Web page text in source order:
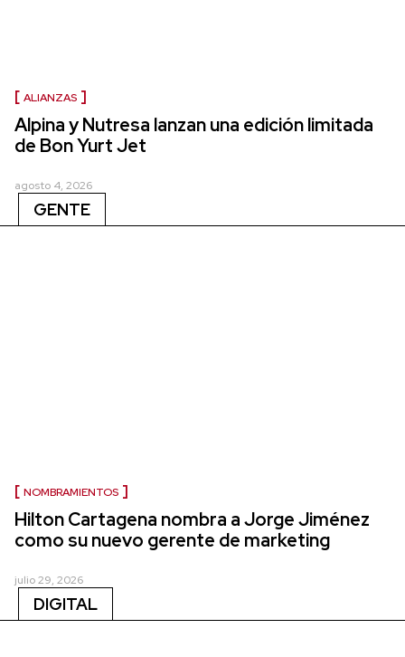
ALIANZAS
Alpina y Nutresa lanzan una edición limitada
de Bon Yurt Jet
agosto 4, 2026
GENTE
NOMBRAMIENTOS
Hilton Cartagena nombra a Jorge Jiménez
como su nuevo gerente de marketing
julio 29, 2026
DIGITAL